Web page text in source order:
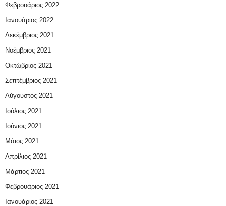
Φεβρουάριος 2022
Ιανουάριος 2022
Δεκέμβριος 2021
Νοέμβριος 2021
Οκτώβριος 2021
Σεπτέμβριος 2021
Αύγουστος 2021
Ιούλιος 2021
Ιούνιος 2021
Μάιος 2021
Απρίλιος 2021
Μάρτιος 2021
Φεβρουάριος 2021
Ιανουάριος 2021